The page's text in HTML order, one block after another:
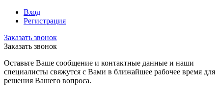
Вход
Регистрация
Заказать звонок
Заказать звонок
Оставьте Ваше сообщение и контактные данные и наши
специалисты свяжутся с Вами в ближайшее рабочее время для
решения Вашего вопроса.